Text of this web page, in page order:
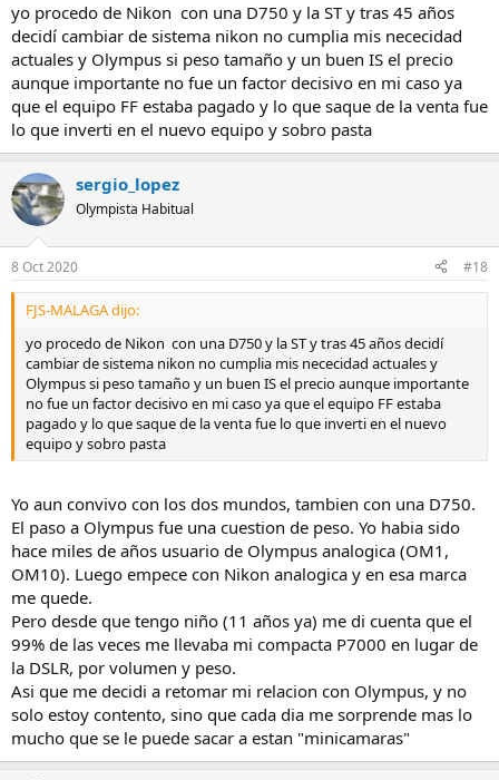
yo procedo de Nikon con una D750 y la ST y tras 45 años
decidí cambiar de sistema nikon no cumplia mis nececidad
actuales y Olympus si peso tamaño y un buen IS el precio
aunque importante no fue un factor decisivo en mi caso ya
que el equipo FF estaba pagado y lo que saque de la venta fue
lo que inverti en el nuevo equipo y sobro pasta
sergio_lopez
Olympista Habitual
8 Oct 2020 #18
FJS-MALAGA dijo:
yo procedo de Nikon con una D750 y la ST y tras 45 años decidí
cambiar de sistema nikon no cumplia mis nececidad actuales y
Olympus si peso tamaño y un buen IS el precio aunque importante
no fue un factor decisivo en mi caso ya que el equipo FF estaba
pagado y lo que saque de la venta fue lo que inverti en el nuevo
equipo y sobro pasta
Yo aun convivo con los dos mundos, tambien con una D750.
El paso a Olympus fue una cuestion de peso. Yo habia sido
hace miles de años usuario de Olympus analogica (OM1,
OM10). Luego empece con Nikon analogica y en esa marca
me quede.
Pero desde que tengo niño (11 años ya) me di cuenta que el
99% de las veces me llevaba mi compacta P7000 en lugar de
la DSLR, por volumen y peso.
Asi que me decidi a retomar mi relacion con Olympus, y no
solo estoy contento, sino que cada dia me sorprende mas lo
mucho que se le puede sacar a estan "minicamaras"